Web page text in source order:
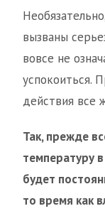
вызваны
вовсе не
успокоиться.
действия все
Так, прежде
температуру
будет
то время как